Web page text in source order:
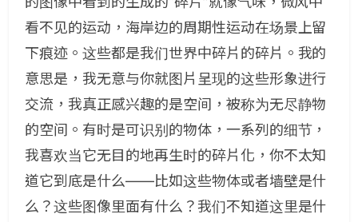
看不见的运动，海岸边的周期性运动在场景上留
下痕迹。这些都是我们世界中碎片的碎片。我的
意思是，我无意与你就图片呈现的这些形象进行
交流，我真正感兴趣的是空间，被称为无尽静物
的空间。有时是可识别的物体，一系列的细节，
我喜欢当它无目的地再生时的碎片化，你不太知
道它到底是什么——比如这些物体或者墙壁是什
么？这些图像里面有什么？我们不知道这里是什